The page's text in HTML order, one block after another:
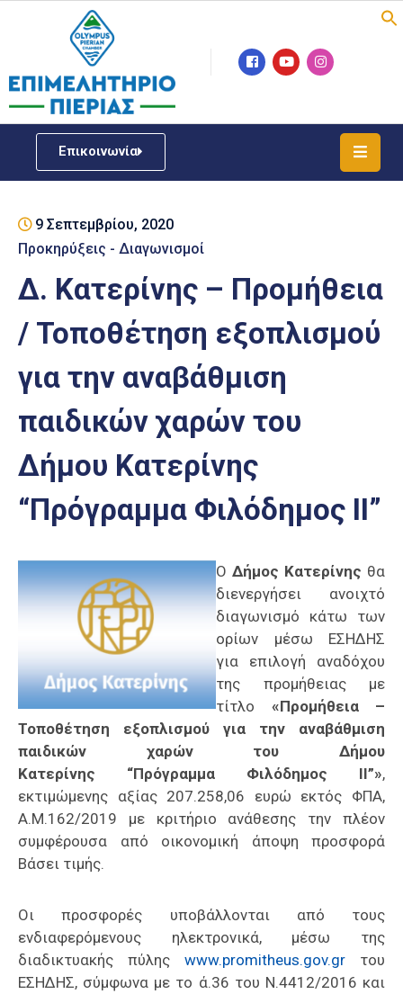
Επικοινωνία
Επιμελητήριο
Νέα
ΓΕΜΗ
Υποστήριξη
Έκθεση
Παραδοσιακών
Επαγγελμάτων
Έκθεση
ΕΒΕΠ-
ΚΜ
9 Σεπτεμβρίου, 2020
Προκηρύξεις - Διαγωνισμοί
Δ. Κατερίνης – Προμήθεια
/ Τοποθέτηση εξοπλισμού
για την αναβάθμιση
παιδικών χαρών του
Δήμου Κατερίνης
“Πρόγραμμα Φιλόδημος ΙΙ”
Ο Δήμος Κατερίνης θα
διενεργήσει ανοιχτό
διαγωνισμό κάτω των
ορίων μέσω ΕΣΗΔΗΣ
για επιλογή αναδόχου
της προμήθειας με
τίτλο «Προμήθεια –
Τοποθέτηση εξοπλισμού για την αναβάθμιση
παιδικών χαρών του Δήμου
Κατερίνης “Πρόγραμμα Φιλόδημος ΙΙ”»,
εκτιμώμενης αξίας 207.258,06 ευρώ εκτός ΦΠΑ,
Α.Μ.162/2019 με κριτήριο ανάθεσης την πλέον
συμφέρουσα από οικονομική άποψη προσφορά
Βάσει τιμής.
Οι προσφορές υποβάλλονται από τους
ενδιαφερόμενους ηλεκτρονικά, μέσω της
διαδικτυακής πύλης www.promitheus.gov.gr του
ΕΣΗΔΗΣ, σύμφωνα με το ά.36 του Ν.4412/2016 και